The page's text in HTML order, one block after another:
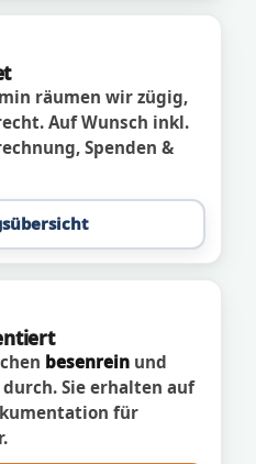
räumen wir zügig,
Auf Wunsch inkl.
Spenden &
besenrein und
Sie erhalten auf
für